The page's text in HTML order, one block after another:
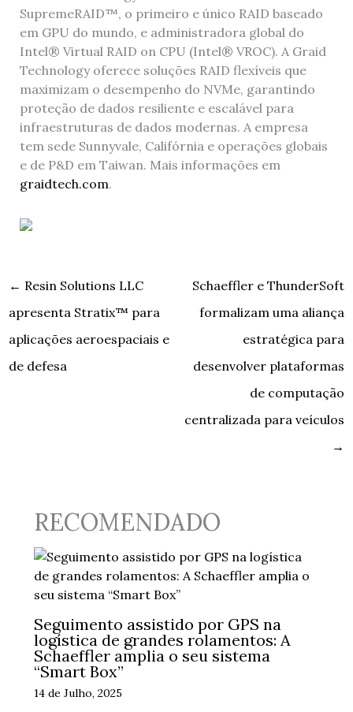
SupremeRAID™, o primeiro e único RAID baseado
em GPU do mundo, e administradora global do
Intel® Virtual RAID on CPU (Intel® VROC). A Graid
Technology oferece soluções RAID flexíveis que
maximizam o desempenho do NVMe, garantindo
proteção de dados resiliente e escalável para
infraestruturas de dados modernas. A empresa
tem sede Sunnyvale, Califórnia e operações globais
e de P&D em Taiwan. Mais informações em
graidtech.com.
← Resin Solutions LLC
apresenta Stratix™ para
aplicações aeroespaciais e
de defesa
Schaeffler e ThunderSoft
formalizam uma aliança
estratégica para
desenvolver plataformas
de computação
centralizada para veículos
→
RECOMENDADO
Seguimento assistido por GPS na
logística de grandes rolamentos: A
Schaeffler amplia o seu sistema
“Smart Box”
14 de Julho, 2025